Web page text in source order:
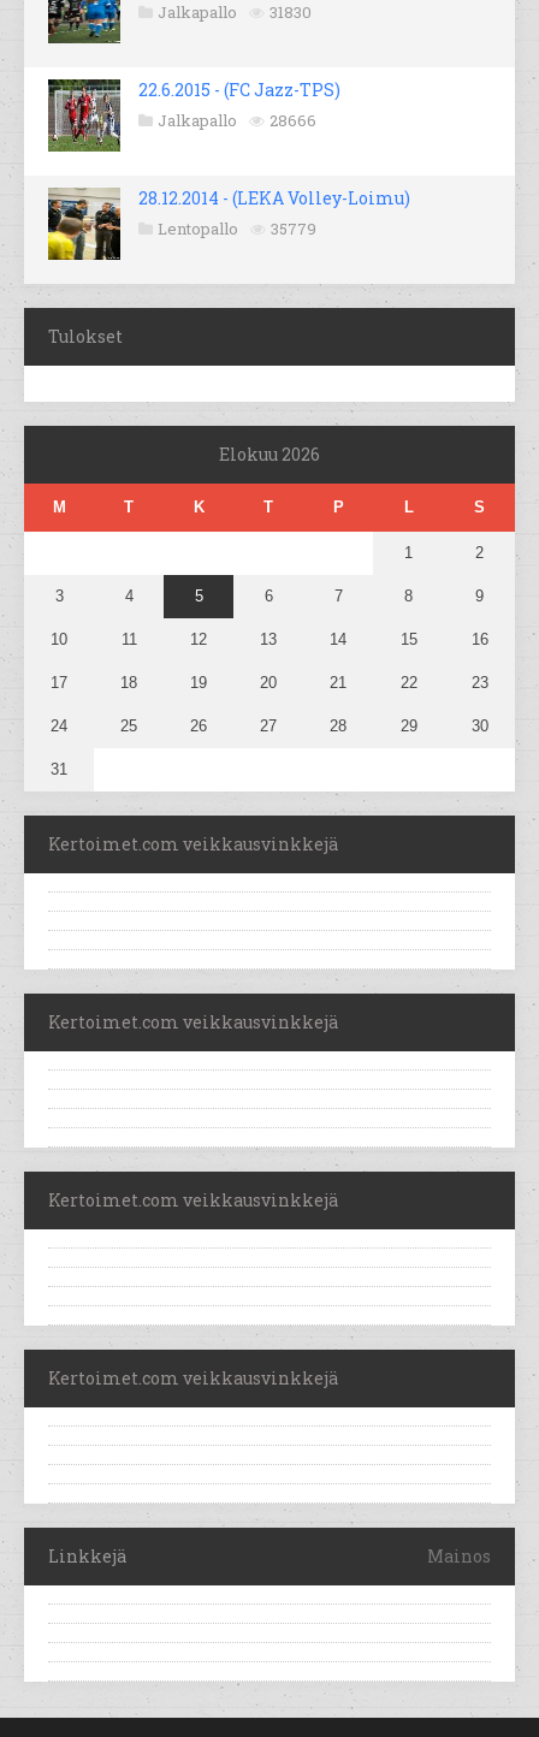
Jalkapallo 31830
22.6.2015 - (FC Jazz-TPS)
Jalkapallo 28666
28.12.2014 - (LEKA Volley-Loimu)
Lentopallo 35779
Tulokset
Elokuu 2026
M T K T P L S
1 2
3 4 5 6 7 8 9
10 11 12 13 14 15 16
17 18 19 20 21 22 23
24 25 26 27 28 29 30
31
Kertoimet.com veikkausvinkkejä
Kertoimet.com veikkausvinkkejä
Kertoimet.com veikkausvinkkejä
Kertoimet.com veikkausvinkkejä
Linkkejä Mainos